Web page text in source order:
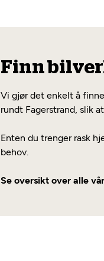
Finn
Vi gjør det enkelt å
rundt Fagerstrand, slik
Enten du trenger rask
behov.
Se oversikt over alle